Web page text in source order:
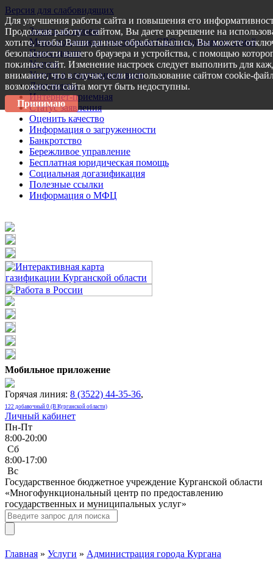
Версия для слабовидящих
Запись на прием
Меры поддержки участникам СВО и членам их семей
Пресс-центр
Услуги
Услуги в электронном виде
Документы
Интернет-приемная
Статус заявления
Оценить качество
Информация о загруженности
Банкротство
Бережливое управление
Бесплатная юридическая помощь
Социальная догазификация
Полезные ссылки
Информация о МФЦ
Мобильное приложение
Горячая линия: 8 (3522) 44-35-36,
122 добавочный 0 (В Курганской области)
Личный кабинет
Пн-Пт
8:00-20:00
Сб
8:00-17:00
Bc
Государственное бюджетное учреждение Курганской области
«Многофункциональный центр по предоставлению
государственных и муниципальных услуг»
Главная » Услуги » Администрация города Кургана
Для улучшения работы сайта и повышения его
Продолжая работу с сайтом, Вы даете разрешение на
хотите, чтобы Ваши данные обрабатывались, Вы можете
безопасности вашего браузера и устройства, с помощью
покиньте сайт. Изменение настроек следует выполнить для
внимание, что в случае, если использование сайтом cookie-
возможности сайта могут быть недоступны.
Принимаю